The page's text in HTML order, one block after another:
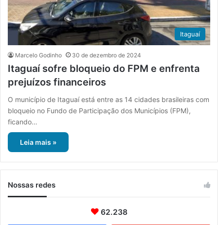
Itaguaí
Marcelo Godinho 30 de dezembro de 2024
Itaguaí sofre bloqueio do FPM e enfrenta
prejuízos financeiros
O município de Itaguaí está entre as 14 cidades brasileiras com
bloqueio no Fundo de Participação dos Municípios (FPM),
ficando…
Leia mais »
Nossas redes
62.238